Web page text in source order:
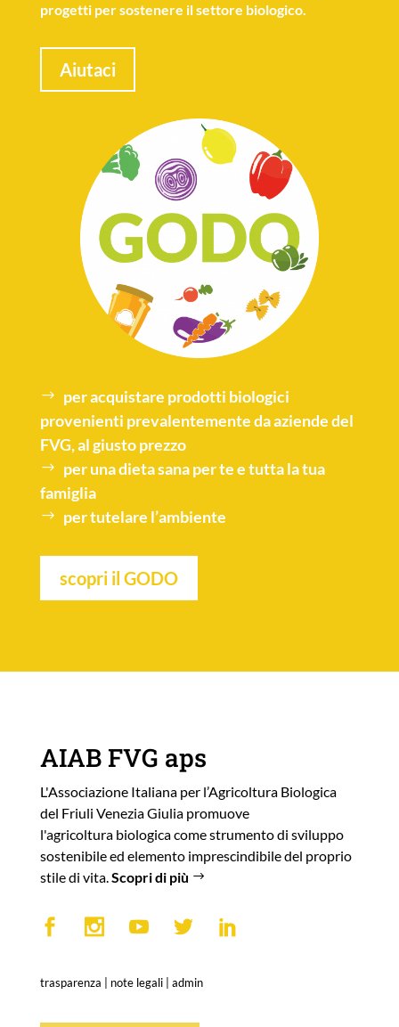
progetti per sostenere il settore biologico.
Aiutaci
per acquistare prodotti biologici
provenienti prevalentemente da aziende del
FVG, al giusto prezzo
per unadieta sanaper te e tutta la tua
famiglia
per tutelare l’ambiente
scopri il GODO
AIAB FVG aps
L'Associazione Italiana per l’Agricoltura Biologica
del Friuli Venezia Giulia promuove
l'agricoltura biologica come strumento di sviluppo
sostenibile ed elemento imprescindibile del proprio
stile di vita. Scopri di più
trasparenza note legali| admin